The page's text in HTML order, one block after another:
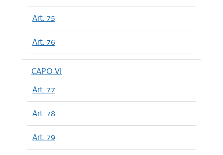
Art. 75
Art. 76
CAPO VI
Art. 77
Art. 78
Art. 79